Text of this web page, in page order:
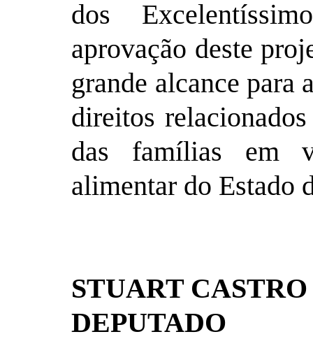
dos
aprovação deste
grande alcance para
direitos
das famílias em
alimentar do Estado
STUART CASTRO
DEPUTADO